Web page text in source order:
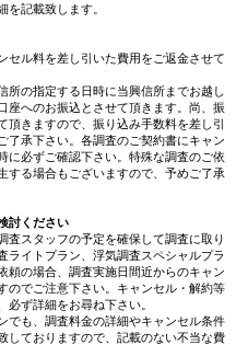
を記載致します。
セル料を差し引いた費用をご返金させて
所の指定する日時に当興信所までお越し
座へのお振込とさせて頂きます。尚、振
頂きますので、振り込み手数料を差し引
了承下さい。各調査のご契約書にキャン
に必ずご確認下さい。特殊な調査のご依
する場合もございますので、予めご了承
討ください
査スタッフの予定を確保して調査に取り
ライトプラン、浮気調査スペシャルプラ
頼の場合、調査実施日間近からのキャン
のでご注意下さい。キャンセル・解約等
ず詳細をお尋ね下さい。
でも、調査料金の詳細やキャンセル条件
しておりますので、記載のない不当な費